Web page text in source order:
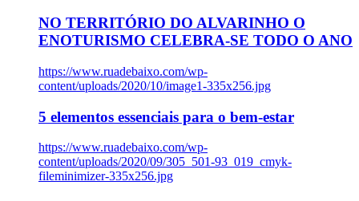
NO TERRITÓRIO DO ALVARINHO O
ENOTURISMO CELEBRA-SE TODO O ANO
https://www.ruadebaixo.com/wp-
content/uploads/2020/10/image1-335x256.jpg
5 elementos essenciais para o bem-estar
https://www.ruadebaixo.com/wp-
content/uploads/2020/09/305_501-93_019_cmyk-
fileminimizer-335x256.jpg